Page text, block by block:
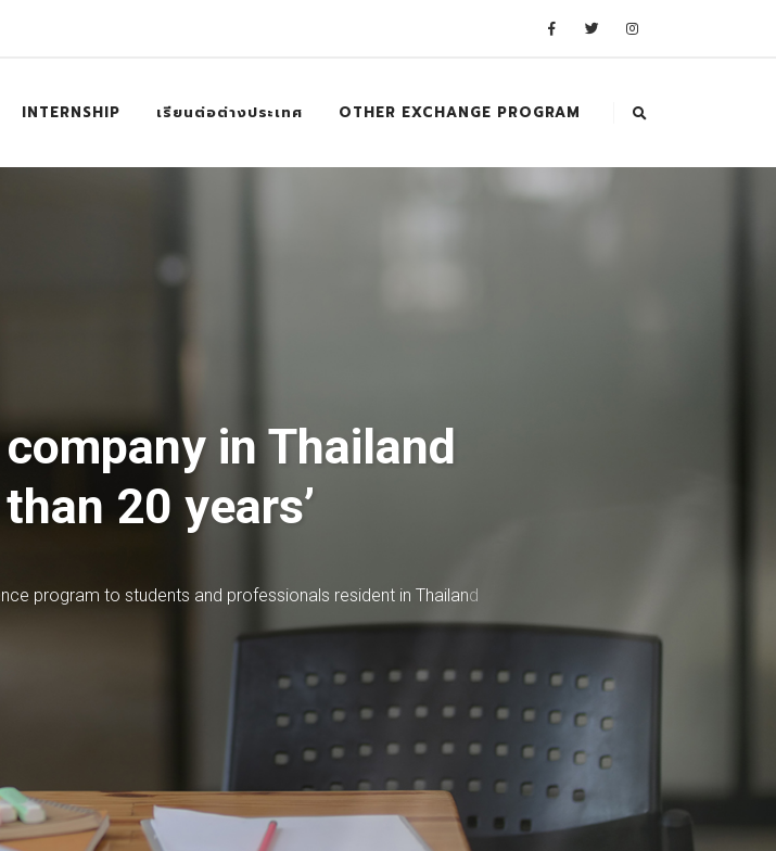
INTERNSHIP เรียนต่อต่างประเทศ OTHER EXCHANGE PROGRAM
in Thailand
20 years’
nce program to students and professionals resident in Thailand